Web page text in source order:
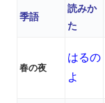
季語
読みか
た
春の夜
はるの
よ